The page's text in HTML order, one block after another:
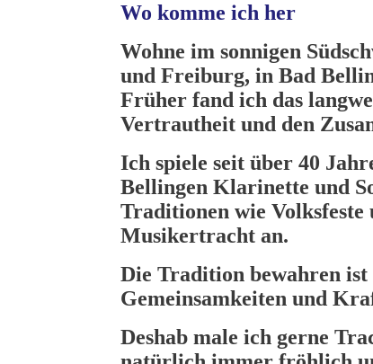
Wo komme ich her
Wohne im sonnigen
und Freiburg, in Bad
Früher fand ich das
Vertrautheit und den
Ich spiele seit über 40
Bellingen Klarinette und
Traditionen wie Volksfeste
Musikertracht an.
Die Tradition bewahren
Gemeinsamkeiten und
Deshab male ich gerne